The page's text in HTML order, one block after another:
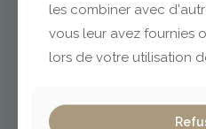
les combiner avec
vous leur avez fournies
lors de votre utilisation